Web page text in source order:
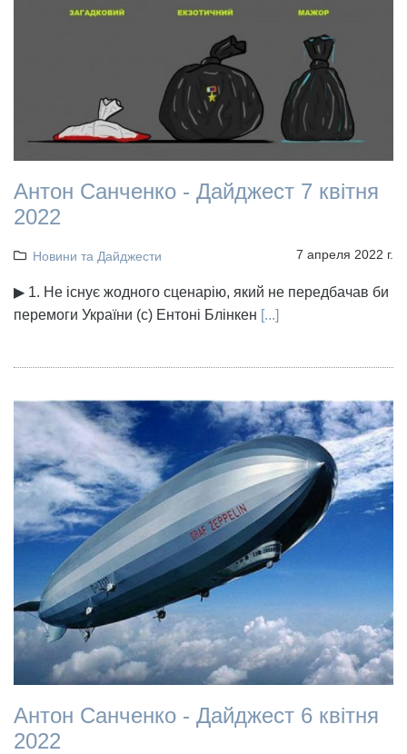
Антон Санченко - Дайджест 7 квітня
2022
Новини та Дайджести 7 апреля 2022 г.
▶ 1. Не існує жодного сценарію, який не передбачав би
перемоги України (с) Ентоні Блінкен [...]
Антон Санченко - Дайджест 6 квітня
2022